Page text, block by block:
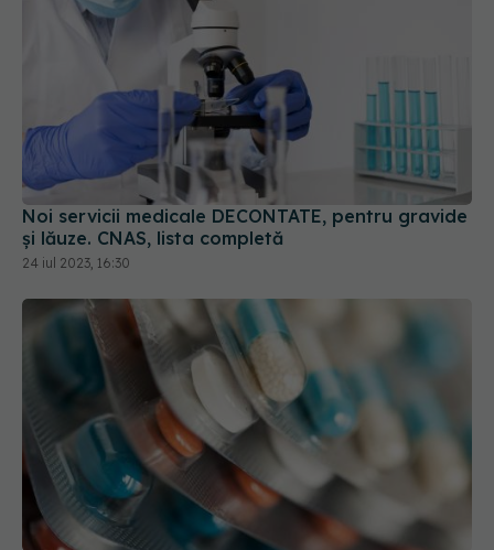
Noi servicii medicale DECONTATE, pentru gravide
și lăuze. CNAS, lista completă
24 iul 2023, 16:30